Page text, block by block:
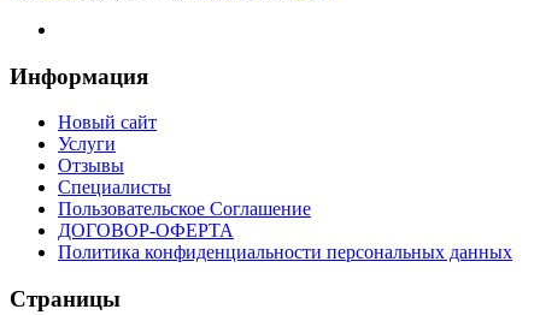
Информация
Новый сайт
Услуги
Отзывы
Специалисты
Пользовательское Соглашение
ДОГОВОР-ОФЕРТА
Политика конфиденциальности персональных данных
Страницы